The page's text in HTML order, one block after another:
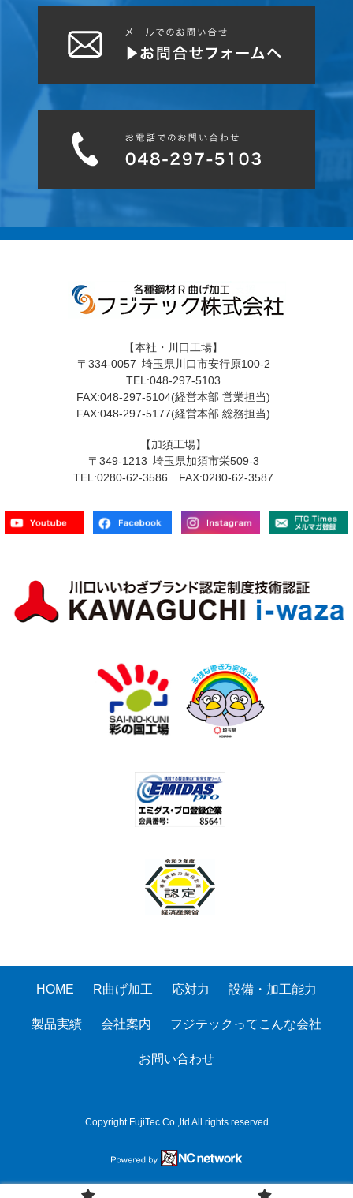
【本社・川口工場】
〒334-0057 埼玉県川口市安行原100-2
TEL:048-297-5103
FAX:048-297-5104(経営本部 営業担当)
FAX:048-297-5177(経営本部 総務担当)
【加須工場】
〒349-1213 埼玉県加須市栄509-3
TEL:0280-62-3586 FAX:0280-62-3587
HOME R曲げ加工 応対力 設備・加工能力
製品実績 会社案内 フジテックってこんな会社
お問い合わせ
Copyright FujiTec Co.,ltd All rights reserved